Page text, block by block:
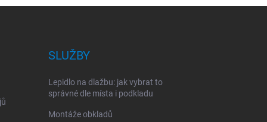
SLUŽBY
Lepidlo na dlažbu: jak vybrat to
správné dle místa i podkladu
Montáže obkladů